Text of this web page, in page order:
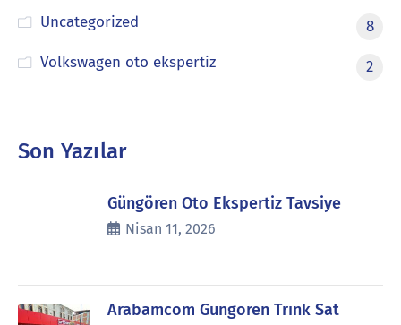
Uncategorized
8
Volkswagen oto ekspertiz
2
Son Yazılar
Güngören Oto Ekspertiz Tavsiye
Nisan 11, 2026
Arabamcom Güngören Trink Sat